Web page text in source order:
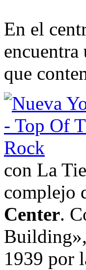
En el
encuentra
que
con La
complejo
Center.
1939 por